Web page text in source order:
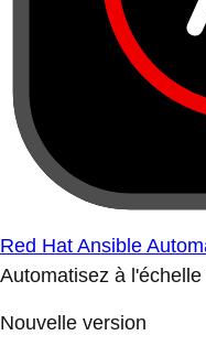
Red Hat Ansible
Automatisez à
Nouvelle version